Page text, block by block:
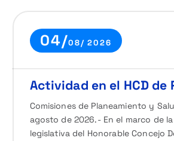
04/08/ 2026
Actividad en el HCD de
Comisiones de Planeamiento y
agosto de 2026.- En el marco de
legislativa del Honorable Concejo